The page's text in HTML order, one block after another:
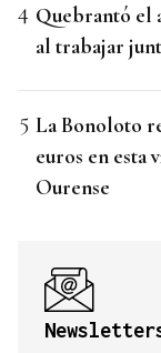
Quebrantó el
al trabajar
La Bonoloto
euros en esta
Ourense